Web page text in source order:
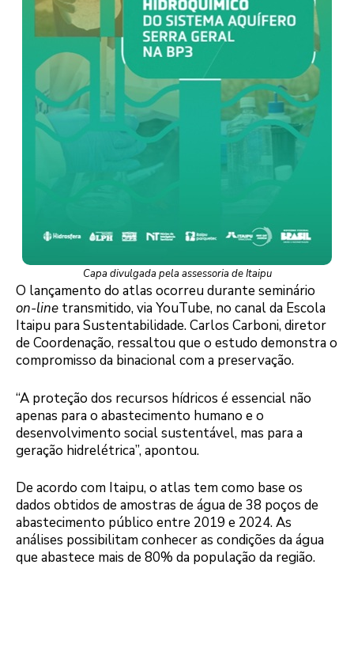
Capa divulgada pela assessoria de Itaipu
O lançamento do atlas ocorreu durante seminário
on-line transmitido, via YouTube, no canal da Escola
Itaipu para Sustentabilidade. Carlos Carboni, diretor
de Coordenação, ressaltou que o estudo demonstra o
compromisso da binacional com a preservação.
“A proteção dos recursos hídricos é essencial não
apenas para o abastecimento humano e o
desenvolvimento social sustentável, mas para a
geração hidrelétrica”, apontou.
De acordo com Itaipu, o atlas tem como base os
dados obtidos de amostras de água de 38 poços de
abastecimento público entre 2019 e 2024. As
análises possibilitam conhecer as condições da água
que abastece mais de 80% da população da região.